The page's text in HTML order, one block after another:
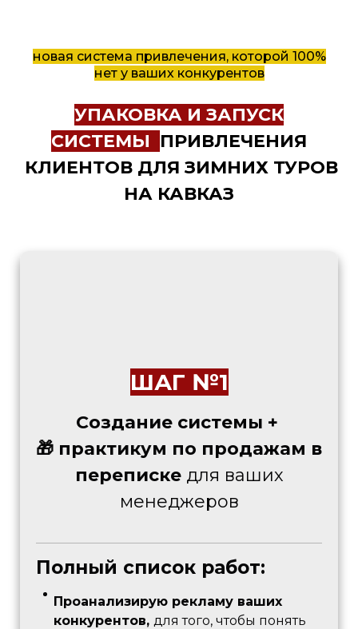
новая система привлечения, которой 100%
нет у ваших конкурентов
УПАКОВКА И ЗАПУСК
СИСТЕМЫ ПРИВЛЕЧЕНИЯ
КЛИЕНТОВ ДЛЯ ЗИМНИХ ТУРОВ
НА КАВКАЗ
ШАГ №1
Cоздание системы +
🎁 практикум по продажам в
переписке для ваших
менеджеров
Полный список работ:
Проанализирую рекламу ваших
конкурентов, для того, чтобы понять